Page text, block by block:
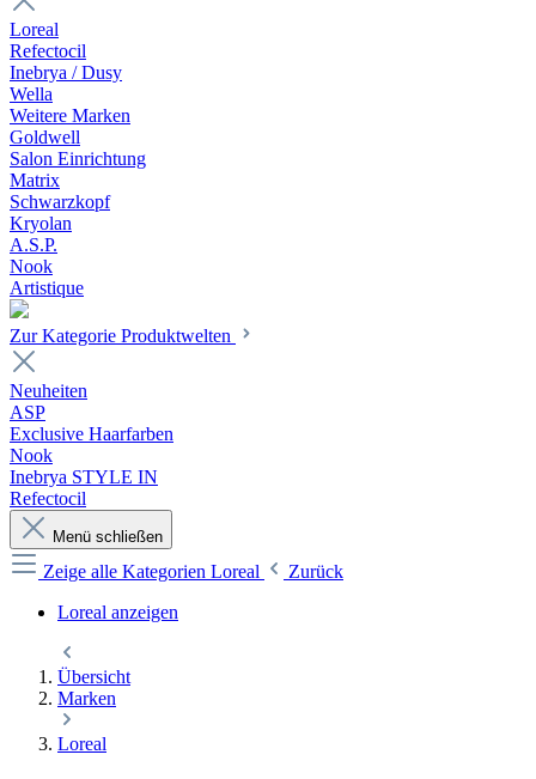
Loreal
Refectocil
Inebrya / Dusy
Wella
Weitere Marken
Goldwell
Salon Einrichtung
Matrix
Schwarzkopf
Kryolan
A.S.P.
Nook
Artistique
Zur Kategorie Produktwelten
Neuheiten
ASP
Exclusive Haarfarben
Nook
Inebrya STYLE IN
Refectocil
Menü schließen
Zeige alle Kategorien Loreal
Zurück
Loreal anzeigen
Übersicht
Marken
Loreal